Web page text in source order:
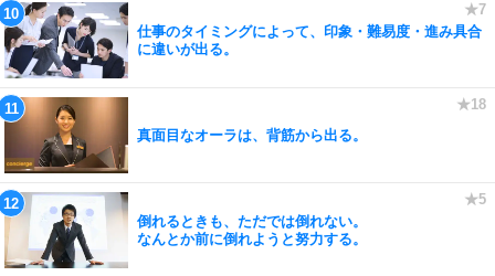
仕事のタイミングによって、印象・難易度・進み具合
に違いが出る。
真面目なオーラは、背筋から出る。
倒れるときも、ただでは倒れない。
なんとか前に倒れようと努力する。